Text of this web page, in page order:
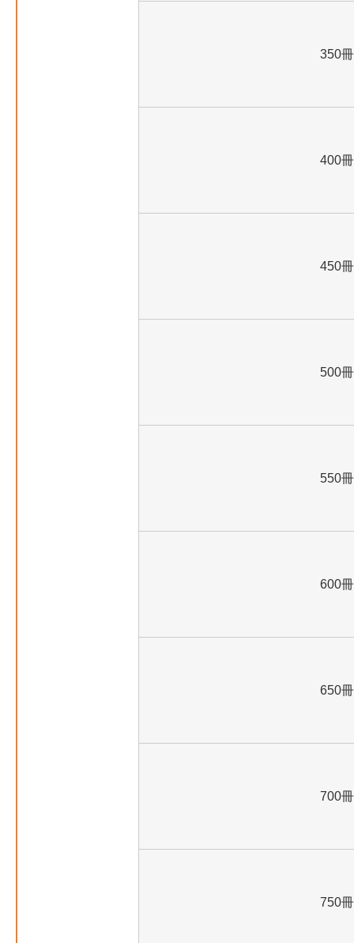
350冊
400冊
450冊
500冊
550冊
600冊
650冊
700冊
750冊